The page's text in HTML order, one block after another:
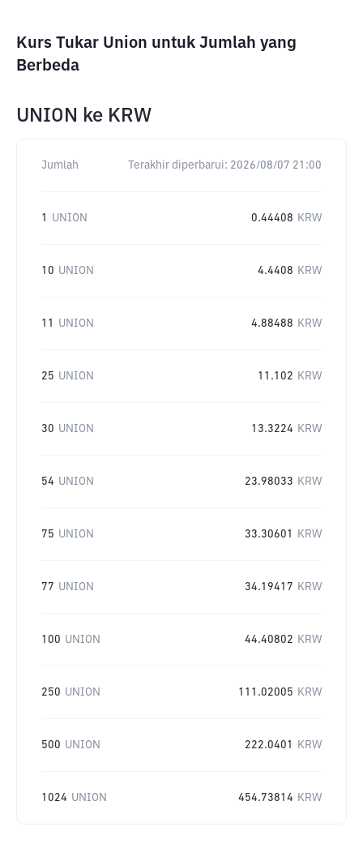
Kurs Tukar Union untuk Jumlah yang
Berbeda
UNION ke KRW
Jumlah Terakhir diperbarui: 2026/08/07 21:00
1 UNION 0.44408 KRW
10 UNION 4.4408 KRW
11 UNION 4.88488 KRW
25 UNION 11.102 KRW
30 UNION 13.3224 KRW
54 UNION 23.98033 KRW
75 UNION 33.30601 KRW
77 UNION 34.19417 KRW
100 UNION 44.40802 KRW
250 UNION 111.02005 KRW
500 UNION 222.0401 KRW
1024 UNION 454.73814 KRW